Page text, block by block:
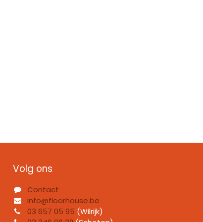
Volg ons
Contact
info@floorhouse.be
03 657 05 95 (Wilrijk)